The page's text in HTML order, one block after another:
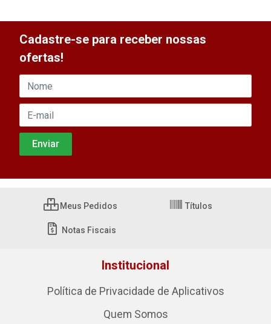
Cadastre-se para receber nossas
ofertas!
Meus Pedidos Títulos
Notas Fiscais
Institucional
Política de Privacidade de Aplicativos
Quem Somos